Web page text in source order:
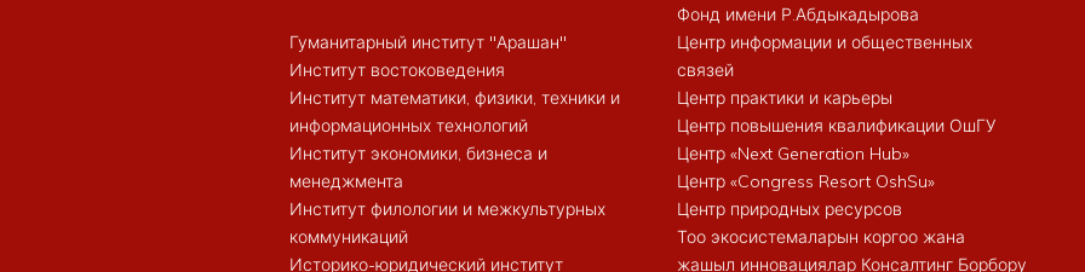
Гуманитарный институт "Арашан"
Институт востоковедения
Институт математики, физики, техники и
информационных технологий
Институт экономики, бизнеса и
менеджмента
Институт филологии и межкультурных
коммуникаций
Историко-юридический институт
Фонд имени Р.Абдыкадырова
Центр информации и общественных
связей
Центр практики и карьеры
Центр повышения квалификации ОшГУ
Центр «Next Generation Hub»
Центр «Congress Resort OshSu»
Центр природных ресурсов
Тоо экосистемаларын коргоо жана
жашыл инновациялар Консалтинг Борбору